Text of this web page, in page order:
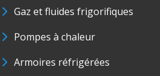
Gaz et fluides frigorifiques
Pompes à chaleur
Armoires réfrigérées